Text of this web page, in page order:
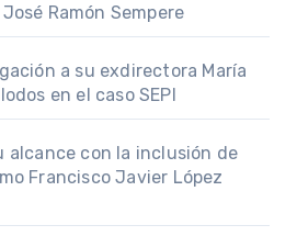
Ramón Sempere
a su exdirectora María
en el caso SEPI
alcance con la inclusión de
Francisco Javier López